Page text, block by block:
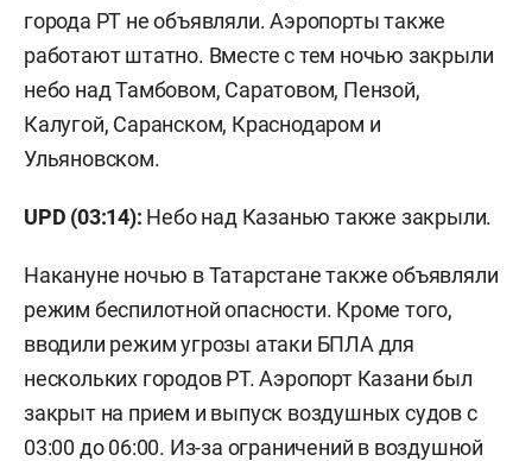
города РТ не объявляли. Аэропорты также
работают штатно. Вместе с тем ночью закрыли
небо над Тамбовом, Саратовом, Пензой,
Калугой, Саранском, Краснодаром и
Ульяновском.
UPD (03:14): Небо над Казанью также закрыли.
Накануне ночью в Татарстане также объявляли
режим беспилотной опасности. Кроме того,
вводили режим угрозы атаки БПЛА для
нескольких городов РТ. Аэропорт Казани был
закрыт на прием и выпуск воздушных судов с
03:00 до 06:00. Из-за ограничений в воздушной